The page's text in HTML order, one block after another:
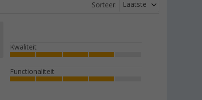
Sorteer: Laatste
Kwaliteit
Functionaliteit